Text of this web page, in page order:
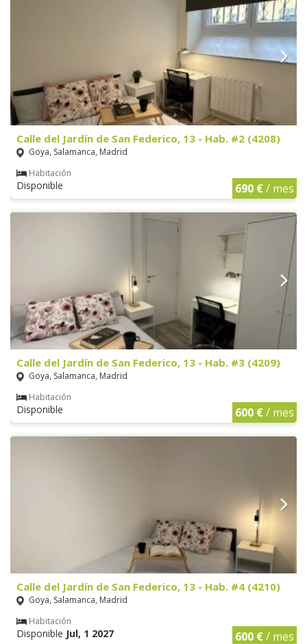
Calle del Jardín de San Federico, 13 - Hab. #2 (4208)
Goya, Salamanca, Madrid
Habitación
Disponible 690 €/ mes
Calle del Jardín de San Federico, 13 - Hab. #3 (4209)
Goya, Salamanca, Madrid
Habitación
Disponible 600 €/ mes
Calle del Jardín de San Federico, 13 - Hab. #4 (4210)
Goya, Salamanca, Madrid
Habitación
Disponible Jul, 1 2027 600 €/ mes